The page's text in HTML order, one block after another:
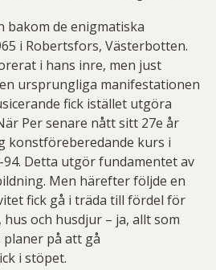
bakom de enigmatiska
i Robertsfors, Västerbotten.
i hans inre, men just
ursprungliga manifestationen
fick istället utgöra
Per senare nått sitt 27e år
konstföreberedande kurs i
94. Detta utgör fundamentet av
Men härefter följde en
fick gå i träda till fördel för
och husdjur – ja, allt som
på att gå
i stöpet.